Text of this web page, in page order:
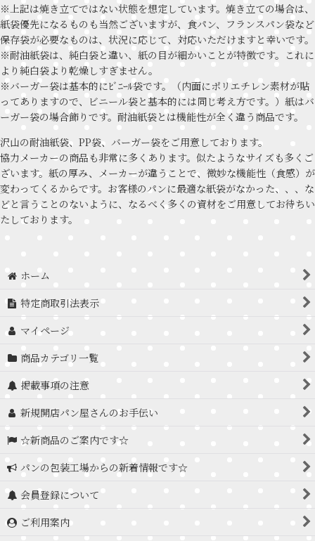
※上記は焼き立てではない状態を想定しています。焼き立ての場合は、
紙袋優先になるものも当然ございますが、食パン、フランスパン袋など
保存袋が必要なものは、状況に応じて、対応いただけますと幸いです。
※耐油紙袋は、純白袋と違い、紙の目が細かいことが特徴です。これに
より純白袋より乾燥しすぎません。
※バーガー袋は基本的にﾋﾞﾆｰﾙ袋です。（内面にポリエチレン素材が貼
ってありますので、ビニール袋と基本的には同じ考え方です。）紙はバ
ーガー袋の場合飾りです。耐油紙袋とは機能性が全く違う商品です。
沢山の耐油紙袋、PP袋、バーガー袋をご用意しております。
協力メーカーの商品も非常に多くあります。似たようなサイズも多くご
ざいます。紙の厚み、メーカーが違うことで、微妙な機能性（食感）が
変わってくるからです。お客様のパンに最適な紙袋がなかった、、、な
どと言うことのないように、なるべく多くの資材をご用意してお待ちい
たしております。
ホーム
特定商取引法表示
マイページ
商品カテゴリ一覧
掲載事項の注意
新規開店パン屋さんのお手伝い
☆新商品のご案内です☆
パンの包装工場からの新着情報です☆
会員登録について
ご利用案内